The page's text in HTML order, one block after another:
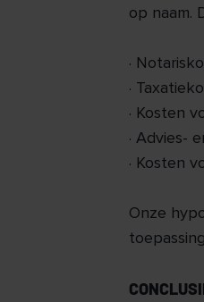
op naam.
·
·
· Kosten
· Advies-
· Kosten
Onze